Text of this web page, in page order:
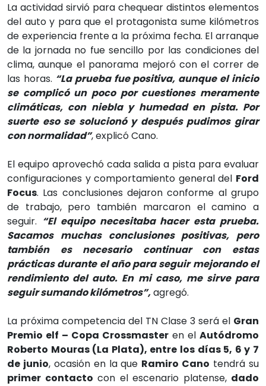
La actividad sirvió para chequear distintos elementos
del auto y para que el protagonista sume kilómetros
de experiencia frente a la próxima fecha. El arranque
de la jornada no fue sencillo por las condiciones del
clima, aunque el panorama mejoró con el correr de
las horas. “La prueba fue positiva, aunque el inicio
se complicó un poco por cuestiones meramente
climáticas, con niebla y humedad en pista. Por
suerte eso se solucionó y después pudimos girar
con normalidad”, explicó Cano.
El equipo aprovechó cada salida a pista para evaluar
configuraciones y comportamiento general del Ford
Focus. Las conclusiones dejaron conforme al grupo
de trabajo, pero también marcaron el camino a
seguir. “El equipo necesitaba hacer esta prueba.
Sacamos muchas conclusiones positivas, pero
también es necesario continuar con estas
prácticas durante el año para seguir mejorando el
rendimiento del auto. En mi caso, me sirve para
seguir sumando kilómetros”,agregó.
La próxima competencia del TN Clase 3 será el Gran
Premio elf – Copa Crossmaster en el Autódromo
Roberto Mouras (La Plata), entre los días 5, 6 y 7
de junio, ocasión en la que Ramiro Cano tendrá su
primer contacto con el escenario platense, dado